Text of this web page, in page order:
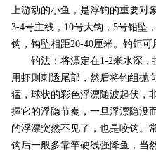
上游动的小鱼，是浮钓的重要对
3-4号主线，10号大钩，5号铅坠
钩，钩坠相距20-40厘米。钓饵可
钓法：将漂定在1-2米水深，
用虾则刺透尾部，然后将钓组抛
猛，球状的彩色浮漂随波起伏，
握它的浮隐节奏，一旦浮漂隐没
的浮漂突然不见了，也是咬钩。
钩后一般多靠竿硬线强降鱼，当